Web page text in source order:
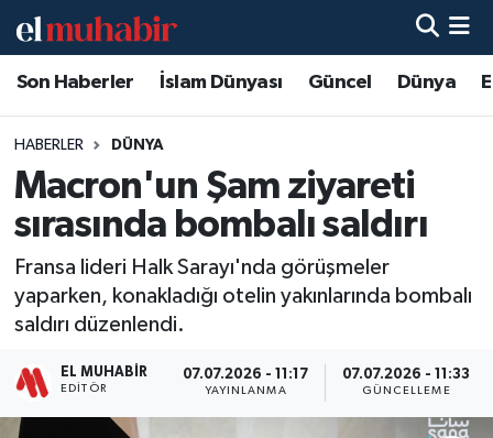
Son Haberler İslam Dünyası Güncel Dünya
HABERLER DÜNYA
Macron'un Şam ziyareti
sırasında bombalı saldırı
Fransa lideri Halk Sarayı'nda görüşmeler
yaparken, konakladığı otelin yakınlarında bombalı
saldırı düzenlendi.
EL MUHABIR
EDITÖR
07.07.2026 - 11:17
YAYINLANMA
07.07.2026 - 11:33
GÜNCELLEME
Hava Durumu
Trafik Durumu
Süper Lig Puan Durumu ve Fikstür
Son Dakika Haberleri
Haber Arşivi